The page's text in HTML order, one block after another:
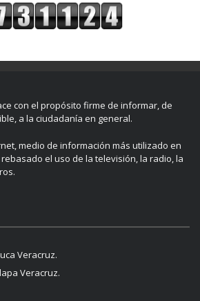
con el propósito firme de informar, de
a la ciudadanía en general.
medio de información más utilizado en
el uso de la televisión, la radio, la
Veracruz.
Veracruz.